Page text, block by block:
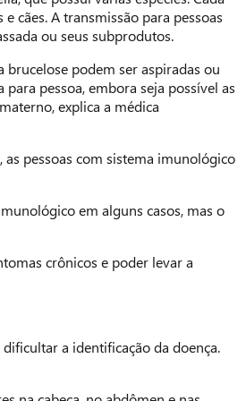
cães. A transmissão para pessoas
ou seus subprodutos.
podem ser aspiradas ou
pessoa, embora seja possível as
explica a médica
as pessoas com sistema imunológico
em alguns casos, mas o
crônicos e poder levar a
a identificação da doença.